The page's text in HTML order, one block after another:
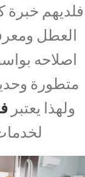
فلديهم خبرة
العطل
اصلاحه
متطورة
ولهذا يعتبر